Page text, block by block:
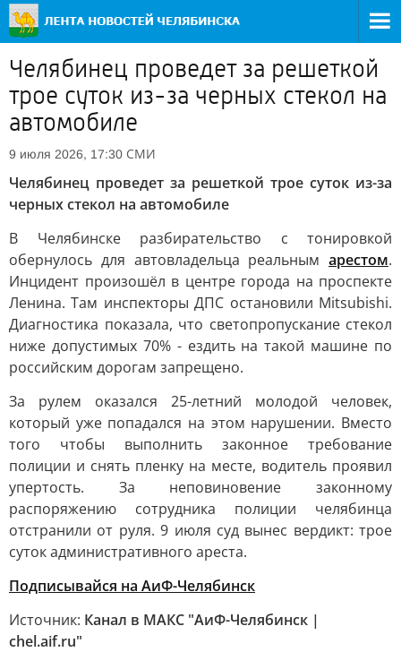
Челябинец проведет за решеткой
трое суток из-за черных стекол на
автомобиле
9 июля 2026, 17:30 СМИ
Челябинец проведет за решеткой трое суток из-за
черных стекол на автомобиле
В Челябинске разбирательство с тонировкой
обернулось для автовладельца реальным арестом.
Инцидент произошёл в центре города на проспекте
Ленина. Там инспекторы ДПС остановили Mitsubishi.
Диагностика показала, что светопропускание стекол
ниже допустимых 70% - ездить на такой машине по
российским дорогам запрещено.
За рулем оказался 25-летний молодой человек,
который уже попадался на этом нарушении. Вместо
того чтобы выполнить законное требование
полиции и снять пленку на месте, водитель проявил
упертость. За неповиновение законному
распоряжению сотрудника полиции челябинца
отстранили от руля. 9 июля суд вынес вердикт: трое
суток административного ареста.
Подписывайся на АиФ-Челябинск
Источник: Канал в МАКС "АиФ-Челябинск |
chel.aif.ru"